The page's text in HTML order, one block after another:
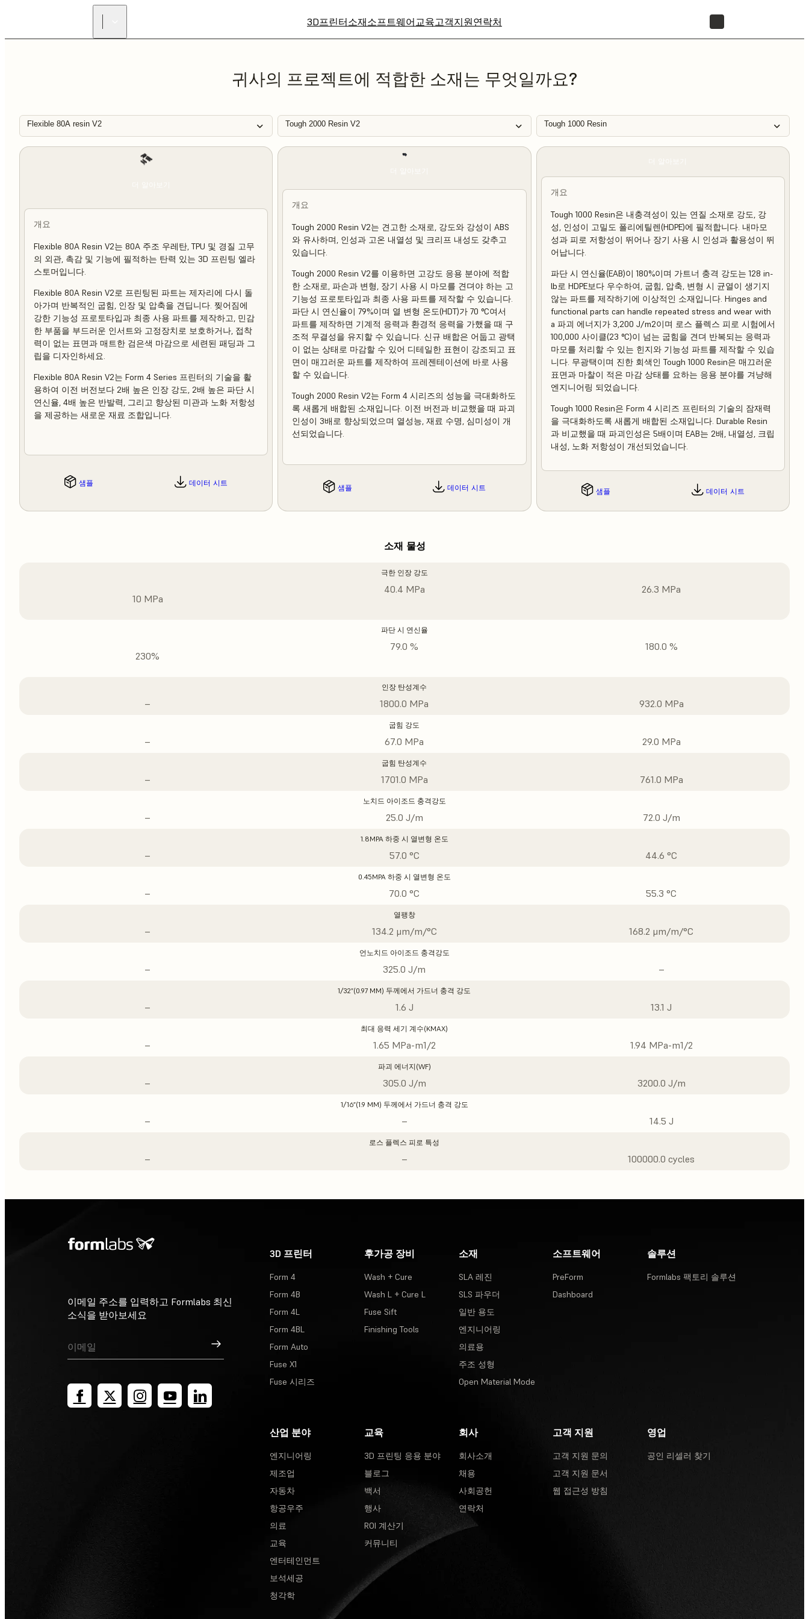
3D프린터소재소프트웨어교육고객지원연락처
귀사의 프로젝트에 적합한 소재는 무엇일까요?
Flexible 80A resin V2 Tough 2000 Resin V2 Tough 1000 Resin
개요
Flexible 80A Resin V2는 80A 주조 우레탄, TPU 및 경질 고무
의 외관, 촉감 및 기능에 필적하는 탄력 있는 3D 프린팅 엘라
스토머입니다.
Flexible 80A Resin V2로 프린팅된 파트는 제자리에 다시 돌
아가며 반복적인 굽힘, 인장 및 압축을 견딥니다. 찢어짐에
강한 기능성 프로토타입과 최종 사용 파트를 제작하고, 민감
한 부품을 부드러운 인서트와 고정장치로 보호하거나, 접착
력이 없는 표면과 매트한 검은색 마감으로 세련된 패딩과 그
립을 디자인하세요.
Flexible 80A Resin V2는 Form 4 Series 프린터의 기술을 활
용하여 이전 버전보다 2배 높은 인장 강도, 2배 높은 파단 시
연신율, 4배 높은 반발력, 그리고 향상된 미관과 노화 저항성
을 제공하는 새로운 재료 조합입니다.
샘플 데이터 시트
개요
Tough 2000 Resin V2는 견고한 소재로, 강도와 강성이 ABS
와 유사하며, 인성과 고온 내열성 및 크리프 내성도 갖추고
있습니다.
Tough 2000 Resin V2를 이용하면 고강도 응용 분야에 적합
한 소재로, 파손과 변형, 장기 사용 시 마모를 견뎌야 하는 고
기능성 프로토타입과 최종 사용 파트를 제작할 수 있습니다.
파단 시 연신율이 79%이며 열 변형 온도(HDT)가 70 °C여서
파트를 제작하면 기계적 응력과 환경적 응력을 가했을 때 구
조적 무결성을 유지할 수 있습니다. 신규 배합은 어둡고 광택
이 없는 상태로 마감할 수 있어 디테일한 표현이 강조되고 표
면이 매끄러운 파트를 제작하여 프레젠테이션에 바로 사용
할 수 있습니다.
Tough 2000 Resin V2는 Form 4 시리즈의 성능을 극대화하도
록 새롭게 배합된 소재입니다. 이전 버전과 비교했을 때 파괴
인성이 3배로 향상되었으며 열성능, 재료 수명, 심미성이 개
선되었습니다.
샘플 데이터 시트
개요
Tough 1000 Resin은 내충격성이 있는 연질 소재로 강도, 강
성, 인성이 고밀도 폴리에틸렌(HDPE)에 필적합니다. 내마모
성과 피로 저항성이 뛰어나 장기 사용 시 인성과 활용성이 뛰
어납니다.
파단 시 연신율(EAB)이 180%이며 가트너 충격 강도는 128 in-
lb로 HDPE보다 우수하여, 굽힘, 압축, 변형 시 균열이 생기지
않는 파트를 제작하기에 이상적인 소재입니다. Hinges and
functional parts can handle repeated stress and wear with
a 파괴 에너지가 3,200 J/m2이며 로스 플렉스 피로 시험에서
100,000 사이클(23 °C)이 넘는 굽힘을 견뎌 반복되는 응력과
마모를 처리할 수 있는 힌지와 기능성 파트를 제작할 수 있습
니다. 무광택이며 진한 회색인 Tough 1000 Resin은 매끄러운
표면과 마찰이 적은 마감 상태를 요하는 응용 분야를 겨냥해
엔지니어링 되었습니다.
Tough 1000 Resin은 Form 4 시리즈 프린터의 기술의 잠재력
을 극대화하도록 새롭게 배합된 소재입니다. Durable Resin
과 비교했을 때 파괴인성은 5배이며 EAB는 2배, 내열성, 크립
내성, 노화 저항성이 개선되었습니다.
샘플 데이터 시트
소재 물성
극한 인장 강도
10 MPa
40.4 MPa 26.3 MPa
파단 시 연신율
230%
79.0 % 180.0 %
인장 탄성계수
– 1800.0 MPa 932.0 MPa
굽힘 강도
– 67.0 MPa 29.0 MPa
굽힘 탄성계수
– 1701.0 MPa 761.0 MPa
노치드 아이조드 충격강도
– 25.0 J/m 72.0 J/m
1.8MPA 하중 시 열변형 온도
– 57.0 °C 44.6 °C
0.45MPA 하중 시 열변형 온도
– 70.0 °C 55.3 °C
열팽창
– 134.2 μm/m/°C 168.2 μm/m/°C
언노치드 아이조드 충격강도
– 325.0 J/m –
1/32”(0.97 MM) 두께에서 가드너 충격 강도
– 1.6 J 13.1 J
최대 응력 세기 계수(KMAX)
– 1.65 MPa-m1/2 1.94 MPa-m1/2
파괴 에너지(WF)
– 305.0 J/m 3200.0 J/m
1/16”(1.9 MM) 두께에서 가드너 충격 강도
– – 14.5 J
로스 플렉스 피로 특성
– – 100000.0 cycles
이메일 주소를 입력하고 Formlabs 최신
소식을 받아보세요
가입
3D 프린터
Form 4
Form 4B
Form 4L
Form 4BL
Form Auto
Fuse X1
Fuse 시리즈
후가공 장비
Wash + Cure
Wash L + Cure L
Fuse Sift
Finishing Tools
소재
SLA 레진
SLS 파우더
일반 용도
엔지니어링
의료용
주조 성형
Open Material Mode
소프트웨어
PreForm
Dashboard
솔루션
Formlabs 팩토리 솔루션
산업 분야
엔지니어링
제조업
자동차
항공우주
의료
교육
엔터테인먼트
보석세공
청각학
교육
3D 프린팅 응용 분야
블로그
백서
행사
ROI 계산기
커뮤니티
회사
회사소개
채용
사회공헌
연락처
고객 지원
고객 지원 문의
고객 지원 문서
웹 접근성 방침
영업
공인 리셀러 찾기